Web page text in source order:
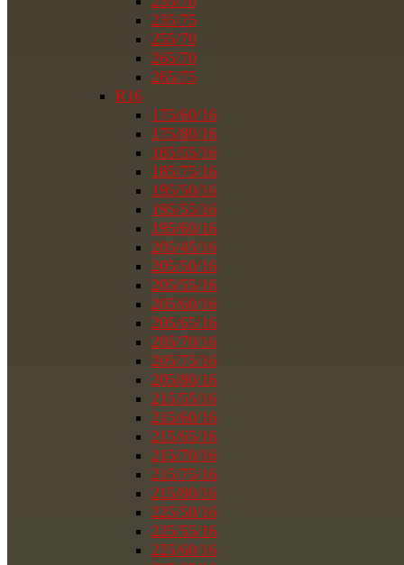
235/75
255/70
265/70
265/75
R16
175/60/16
175/80/16
185/55/16
185/75/16
195/50/16
195/55/16
195/60/16
205/45/16
205/50/16
205/55/16
205/60/16
205/65/16
205/70/16
205/75/16
205/80/16
215/55/16
215/60/16
215/65/16
215/70/16
215/75/16
215/80/16
225/50/16
225/55/16
225/60/16